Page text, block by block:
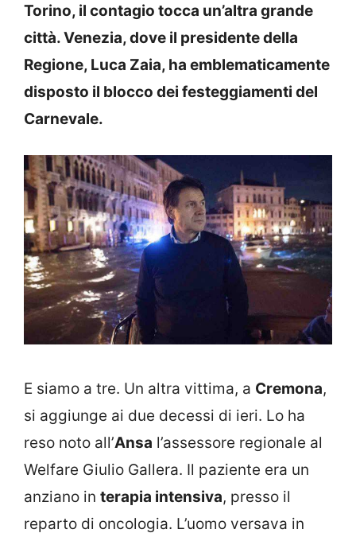
Torino, il contagio tocca un’altra grande
città. Venezia, dove il presidente della
Regione, Luca Zaia, ha emblematicamente
disposto il blocco dei festeggiamenti del
Carnevale.
E siamo a tre. Un altra vittima, a Cremona,
si aggiunge ai due decessi di ieri. Lo ha
reso noto all’Ansa l’assessore regionale al
Welfare Giulio Gallera. Il paziente era un
anziano in terapia intensiva, presso il
reparto di oncologia. L’uomo versava in